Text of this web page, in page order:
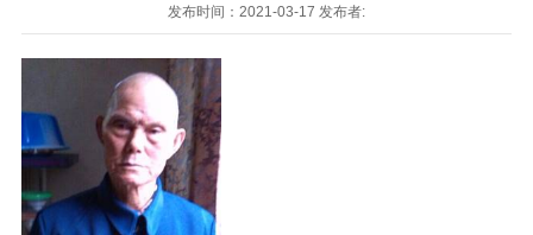
发布时间：2021-03-17 发布者: